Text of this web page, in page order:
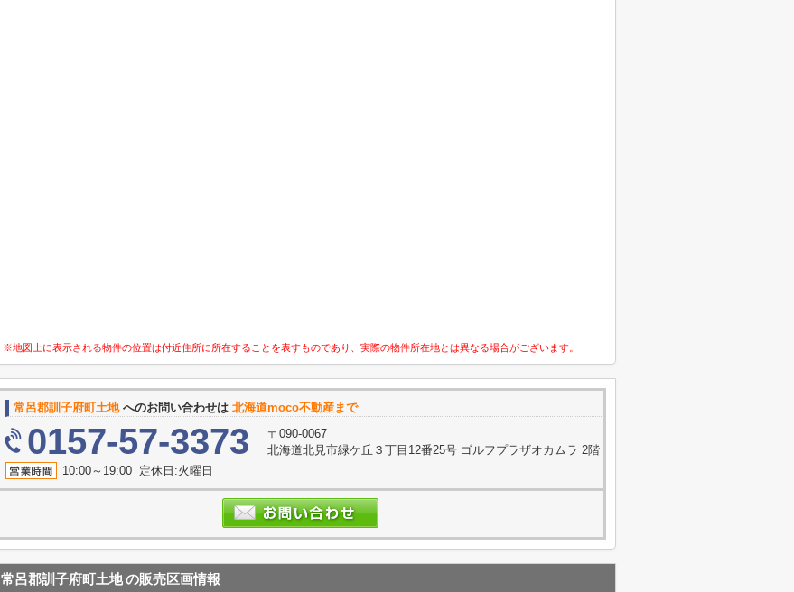
※地図上に表示される物件の位置は付近住所に所在することを表すものであり、実際の物件所在地とは異なる場合がございます。
常呂郡訓子府町土地へのお問い合わせは 北海道moco不動産まで
0157-57-3373
〒090-0067
北海道北見市緑ケ丘３丁目12番25号 ゴルフプラザオカムラ 2階
10:00～19:00 定休日:火曜日
常呂郡訓子府町土地の販売区画情報